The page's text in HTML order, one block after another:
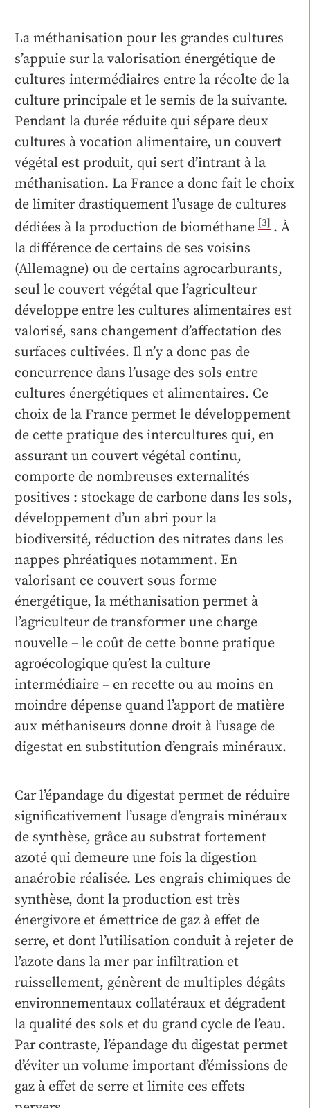
La méthanisation pour les grandes cultures
s’appuie sur la valorisation énergétique de
cultures intermédiaires entre la récolte de la
culture principale et le semis de la suivante.
Pendant la durée réduite qui sépare deux
cultures à vocation alimentaire, un couvert
végétal est produit, qui sert d’intrant à la
méthanisation. La France a donc fait le choix
de limiter drastiquement l’usage de cultures
dédiées à la production de biométhane [3] . À
la différence de certains de ses voisins
(Allemagne) ou de certains agrocarburants,
seul le couvert végétal que l’agriculteur
développe entre les cultures alimentaires est
valorisé, sans changement d’affectation des
surfaces cultivées. Il n’y a donc pas de
concurrence dans l’usage des sols entre
cultures énergétiques et alimentaires. Ce
choix de la France permet le développement
de cette pratique des intercultures qui, en
assurant un couvert végétal continu,
comporte de nombreuses externalités
positives : stockage de carbone dans les sols,
développement d’un abri pour la
biodiversité, réduction des nitrates dans les
nappes phréatiques notamment. En
valorisant ce couvert sous forme
énergétique, la méthanisation permet à
l’agriculteur de transformer une charge
nouvelle – le coût de cette bonne pratique
agroécologique qu’est la culture
intermédiaire – en recette ou au moins en
moindre dépense quand l’apport de matière
aux méthaniseurs donne droit à l’usage de
digestat en substitution d’engrais minéraux.
Car l’épandage du digestat permet de réduire
significativement l’usage d’engrais minéraux
de synthèse, grâce au substrat fortement
azoté qui demeure une fois la digestion
anaérobie réalisée. Les engrais chimiques de
synthèse, dont la production est très
énergivore et émettrice de gaz à effet de
serre, et dont l’utilisation conduit à rejeter de
l’azote dans la mer par infiltration et
ruissellement, génèrent de multiples dégâts
environnementaux collatéraux et dégradent
la qualité des sols et du grand cycle de l’eau.
Par contraste, l’épandage du digestat permet
d’éviter un volume important d’émissions de
gaz à effet de serre et limite ces effets